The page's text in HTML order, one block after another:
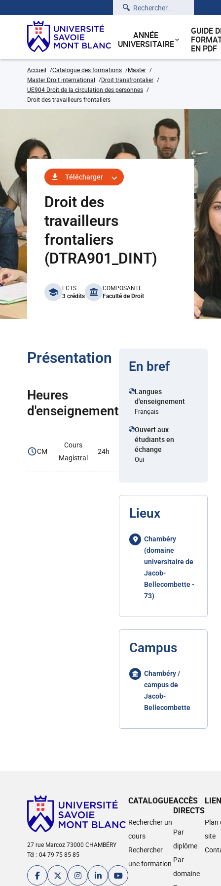
Rechercher
ANNÉE
UNIVERSITAIRE
GUIDE
EN PDF
Accueil Catalogue des formations
Master
Master Droit international
Droit transfrontalier
UE904 Droit de la circulation des personnes
Droit des travailleurs frontaliers
Télécharger
Droit des
travailleurs
frontaliers
(DTRA901_DINT)
benefits
ECTS
3 crédits
COMPOSANTE
Faculté de Droit
Présentation
Heures
d'enseignement
CM
Cours
Magistral
24h
En bref
Langues
d'enseignement
Français
Ouvert aux
étudiants en
échange
Oui
Lieux
Chambéry
(domaine
universitaire de
Jacob-
Bellecombette -
73)
Campus
Chambéry /
campus de
Jacob-
Bellecombette
27 rue Marcoz 73000 CHAMBÉRY
Tél : 04 79 75 85 85
CATALOGUE
Rechercher un
cours
Rechercher
une formation
ACCÈS
DIRECTS
Par
diplôme
Par
domaine
Plan
site